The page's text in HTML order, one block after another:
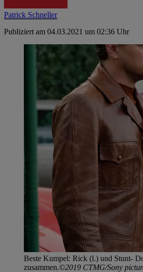
Patrick Schneller
Publiziert am 04.03.2021 um 02:36 Uhr
Beste Kumpel: Rick (l.) und Stunt-
zusammen.©2019 CTMG/Sony